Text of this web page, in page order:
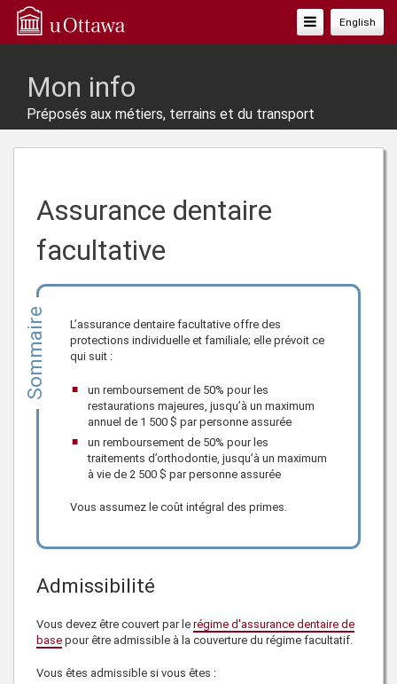
English
Basculer
La
Mon info
Préposés aux métiers, terrains et du transport
Assurance dentaire
facultative
Sommaire
L’assurance dentaire facultative offre des
protections individuelle et familiale; elle prévoit ce
qui suit :
un remboursement de 50% pour les
restaurations majeures, jusqu’à un maximum
annuel de 1 500 $ par personne assurée
un remboursement de 50% pour les
traitements d’orthodontie, jusqu’à un maximum
à vie de 2 500 $ par personne assurée
Vous assumez le coût intégral des primes.
Admissibilité
Vous devez être couvert par le régime d'assurance dentaire de
base pour être admissible à la couverture du régime facultatif.
Vous êtes admissible si vous êtes :